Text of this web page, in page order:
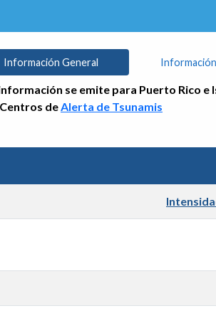
Información General
se emite para Puerto Rico e
deAlerta de Tsunamis